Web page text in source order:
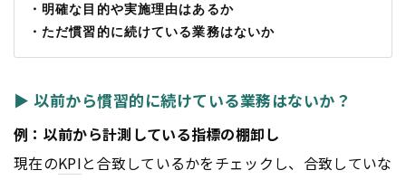
・明確な目的や実施理由はあるか
・ただ慣習的に続けている業務はないか
▶ 以前から慣習的に続けている業務はないか？
例：以前から計測している指標の棚卸し
現在のKPIと合致しているかをチェックし、合致していな